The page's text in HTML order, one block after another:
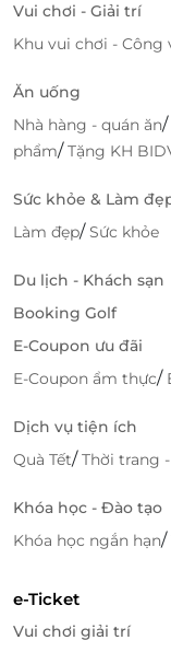
hiện đại,
trọng.
giãn, tái tạo
việc căng
Phòng gym
Karaoke giải
những buổi
Dịch vụ lễ
và trả phòng
tiện tối đa
Vui chơi - Giải trí
Khu vui chơi - Công
Ăn uống
Nhà hàng - quán ăn/
phẩm/Tặng KH
Sức khỏe & Làm
Làm đẹp/Sức khỏe
Du lịch - Khách sạn
Booking Golf
E-Coupon ưu đãi
E-Coupon ẩm thực/
Dịch vụ tiện ích
Quà Tết/Thời trang
Khóa học - Đào tạo
Khóa học ngắn hạn/
e-Ticket
Vui chơi giải trí